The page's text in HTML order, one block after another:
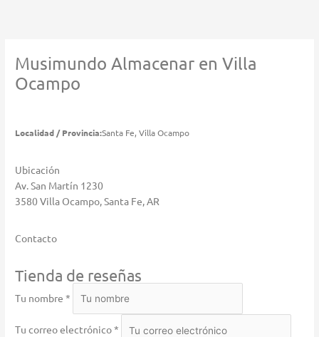
MusimundoAlmacenar en Villa
Ocampo
Localidad / Provincia:Santa Fe, Villa Ocampo
Ubicación
Av. San Martín 1230
3580 Villa Ocampo, Santa Fe, AR
Contacto
Tienda de reseñas
Tu nombre *
Tu correo electrónico *